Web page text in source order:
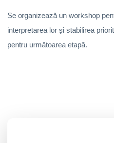
Se organizează un workshop
interpretarea lor și stabilirea
pentru următoarea etapă.